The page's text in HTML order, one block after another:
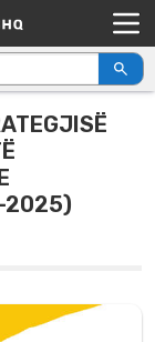
2025)